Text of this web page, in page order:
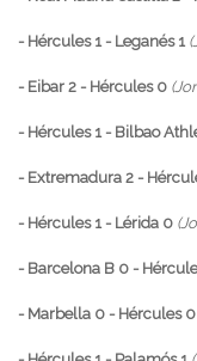
- Hércules 1 - Leganés 1
- Eibar 2 - Hércules 0
- Hércules 1 - Bilbao
- Extremadura 2 -
- Hércules 1 - Lérida 0
- Barcelona B 0 -
- Marbella 0 - Hércules 0